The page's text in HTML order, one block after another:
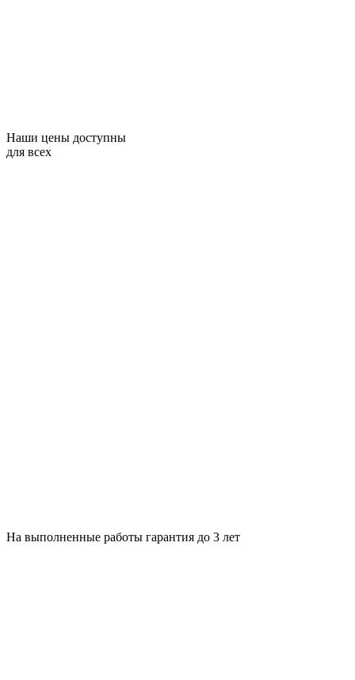
Наши цены доступны
для всех
На выполненные работы гарантия до 3 лет